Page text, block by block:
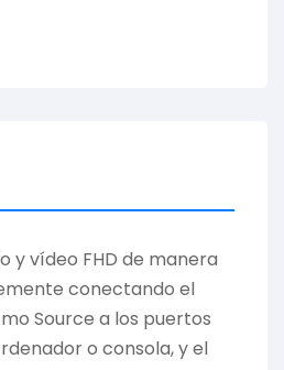
y vídeo FHD de manera
conectando el
Source a los puertos
o consola, y el